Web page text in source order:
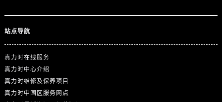
站点导航
真力时在线服务
真力时中心介绍
真力时维修及保养项目
真力时中国区服务网点